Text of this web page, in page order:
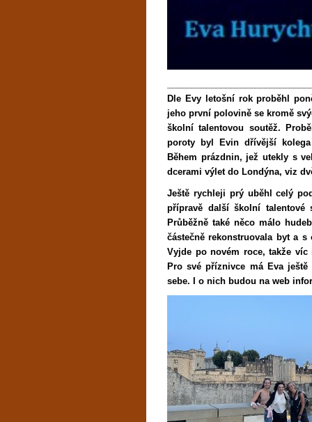
Dle Evy letošní rok proběhl
jeho první polovině se kromě
školní talentovou soutěž.
poroty byl Evin dřívější
Během prázdnin, jež utekly s
dcerami výlet do Londýna, viz
Ještě rychleji prý uběhl celý
přípravě další školní talentové
Průběžně také něco málo
částečně rekonstruovala byt a
Vyjde po novém roce, takže
Pro své příznivce má Eva
sebe. I o nich budou na web